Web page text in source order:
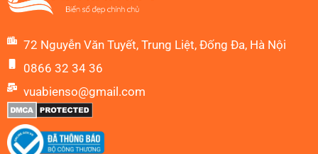
72 Nguyễn Văn Tuyết, Trung Liệt, Đống Đa, Hà Nội
0866 32 34 36
vuabienso@gmail.com